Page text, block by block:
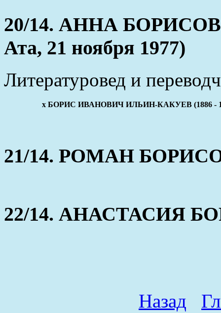
20/14. АННА
Ата, 21 ноября 1977)
Литературовед и
x БОРИС ИВАНОВИЧ ИЛЬИН-КАКУЕВ (1886 -
21/14. РОМАН
22/14. АНАСТАСИЯ
Назад